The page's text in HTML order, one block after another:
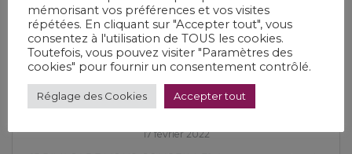
17 février 2022
mémorisant vos préférences et vos visites
répétées. En cliquant sur "Accepter tout", vous
consentez à l'utilisation de TOUS les cookies.
Toutefois, vous pouvez visiter "Paramètres des
cookies" pour fournir un consentement contrôlé.
Réglage des Cookies Accepter tout